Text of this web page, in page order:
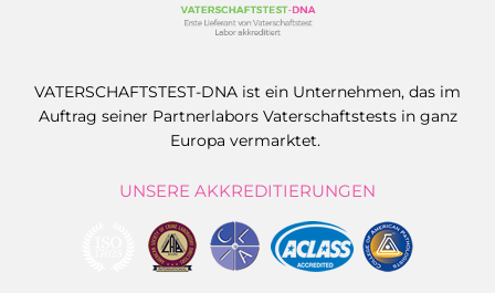
VATERSCHAFTSTEST-DNA ist ein Unternehmen, das im
Auftrag seiner Partnerlabors Vaterschaftstests in ganz
Europa vermarktet.
UNSERE AKKREDITIERUNGEN